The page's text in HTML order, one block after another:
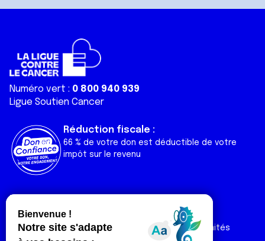
Numéro vert : 0 800 940 939
Ligue Soutien Cancer
Réduction fiscale :
66 % de votre don est déductible de votre
impôt sur le revenu
Liens utiles
Nos actualités
Nos publications
Espace Ligue & comités